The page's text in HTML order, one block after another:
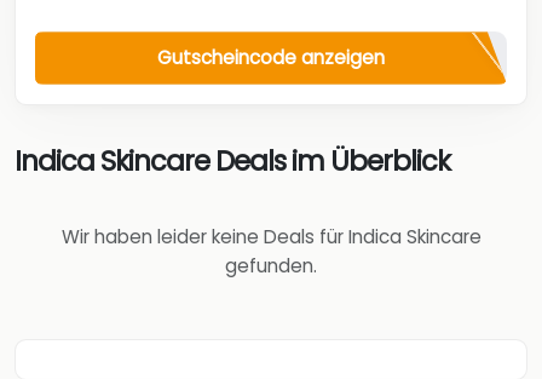
Gutscheincode anzeigen
Indica Skincare Deals im Überblick
Wir haben leider keine Deals für Indica Skincare
gefunden.